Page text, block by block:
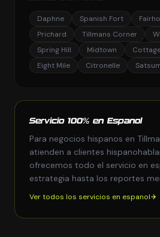
Daphne Spanish Fort
Prichard
Tillmans Corner
Spring Hill
Midtown
Eight Mile
Citronelle
Servicio 100% en Espanol
Para negocios hispanos en
atienden a clientes
ofrecemos todo el servicio en
estrategia hasta los reportes
Ver todos los servicios en espanol